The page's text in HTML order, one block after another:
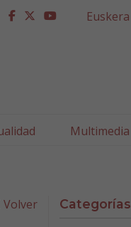
facebook
twitter
youtube
Euskera
Multimedia
Volver Categorías